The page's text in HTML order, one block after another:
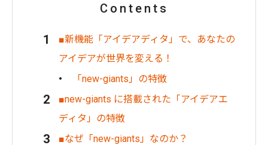
Contents
■新機能「アイデアディタ」で、あなたの
アイデアが世界を変える！
「new-giants」の特徴
■new-giants に搭載された「アイデアエ
ディタ」の特徴
■なぜ「new-giants」なのか？